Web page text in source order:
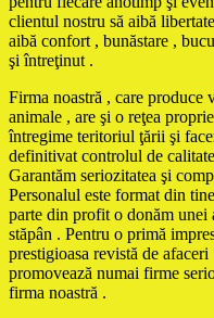
clientul nostru să aibă
aibă confort , bunăstare ,
şi întreţinut .
Firma noastră , care produce
animale , are şi o reţea
întregime teritoriul ţării şi
definitivat controlul de
Garantăm seriozitatea şi
Personalul este format din
parte din profit o donăm unei
stăpân . Pentru o primă
prestigioasa revistă de
promovează numai firme
firma noastră .